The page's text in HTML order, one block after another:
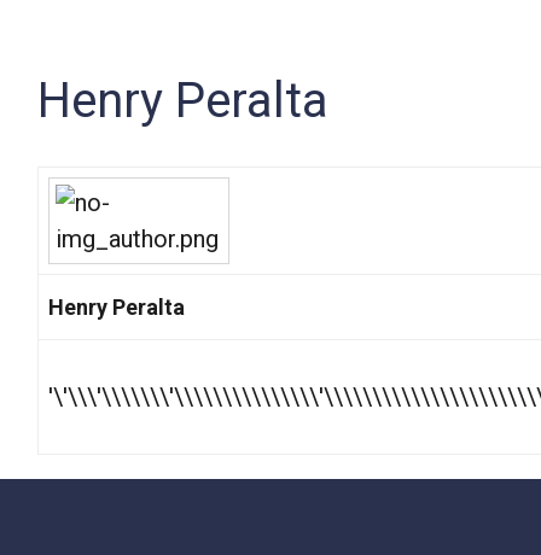
Henry Peralta
Henry Peralta